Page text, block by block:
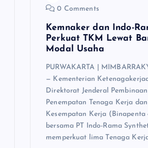
0 Comments
Kemnaker dan Indo-
Perkuat TKM Lewat
Modal Usaha
PURWAKARTA |
— Kementerian
Direktorat Jenderal Pembinaan
Penempatan Tenaga Kerja
Kesempatan Kerja (Binapenta
bersama PT Indo-Rama
memperkuat lima Tenaga